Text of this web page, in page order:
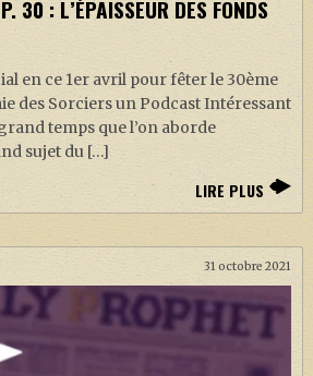
30 : L’ÉPAISSEUR DES FONDS
en ce 1er avril pour fêter le 30ème
des Sorciers un Podcast Intéressant
temps que l’on aborde
sujet du […]
LIRE PLUS
31 octobre 2021